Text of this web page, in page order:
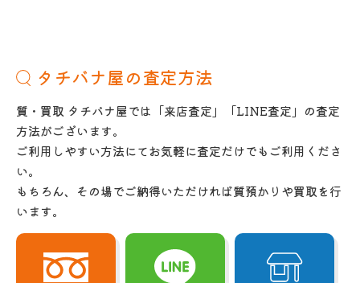
タチバナ屋の査定方法
質・買取 タチバナ屋では「来店査定」「LINE査定」の査定
方法がございます。
ご利用しやすい方法にてお気軽に査定だけでもご利用くださ
い。
もちろん、その場でご納得いただければ質預かりや買取を行
います。